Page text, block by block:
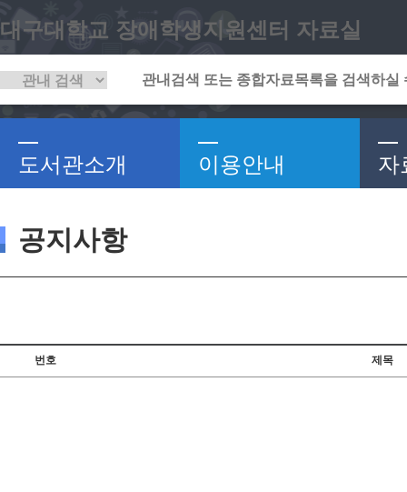
대구대학교 장애학생지원센터 자료실
도서관소개 이용안내 자
공지사항
번호 제목